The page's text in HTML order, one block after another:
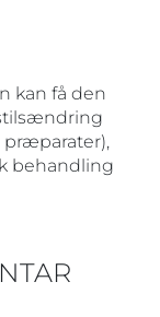
kan få den
behandling